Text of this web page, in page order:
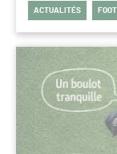
ACTUALITÉS